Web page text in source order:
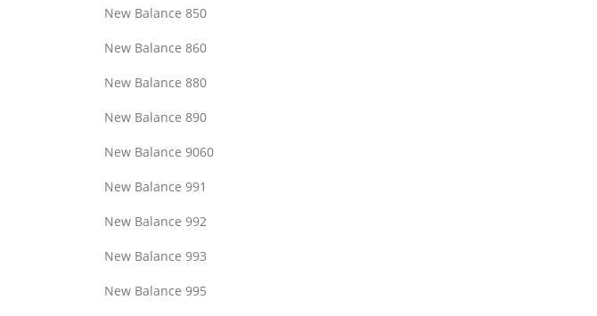
New Balance 850
New Balance 860
New Balance 880
New Balance 890
New Balance 9060
New Balance 991
New Balance 992
New Balance 993
New Balance 995